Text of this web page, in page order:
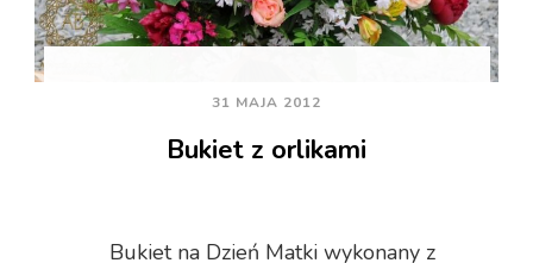
31 MAJA 2012
Bukiet z orlikami
Bukiet na Dzień Matki wykonany z